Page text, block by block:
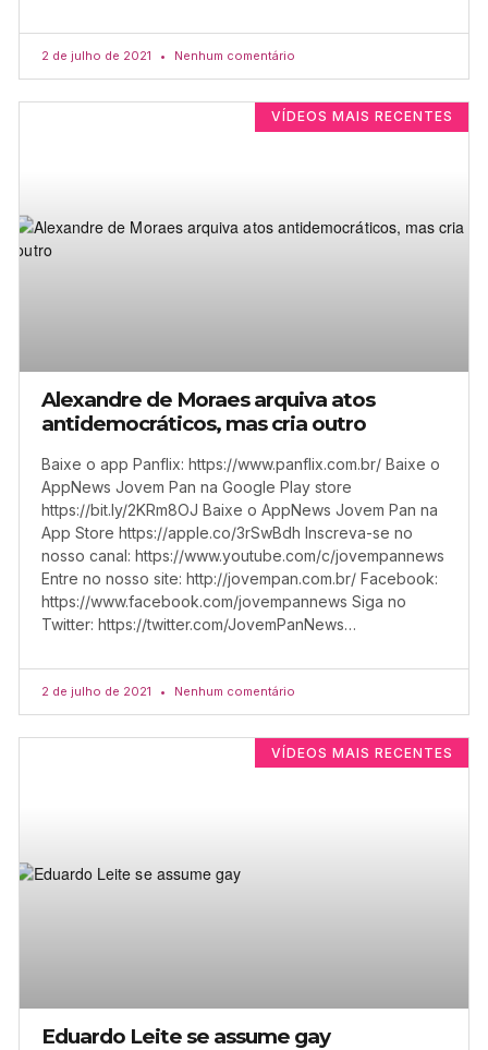
2 de julho de 2021 Nenhum comentário
VÍDEOS MAIS RECENTES
Alexandre de Moraes arquiva atos
antidemocráticos, mas cria outro
Baixe o app Panflix: https://www.panflix.com.br/ Baixe o
AppNews Jovem Pan na Google Play store
https://bit.ly/2KRm8OJ Baixe o AppNews Jovem Pan na
App Store https://apple.co/3rSwBdh Inscreva-se no
nosso canal: https://www.youtube.com/c/jovempannews
Entre no nosso site: http://jovempan.com.br/ Facebook:
https://www.facebook.com/jovempannews Siga no
Twitter: https://twitter.com/JovemPanNews…
2 de julho de 2021 Nenhum comentário
VÍDEOS MAIS RECENTES
Eduardo Leite se assume gay